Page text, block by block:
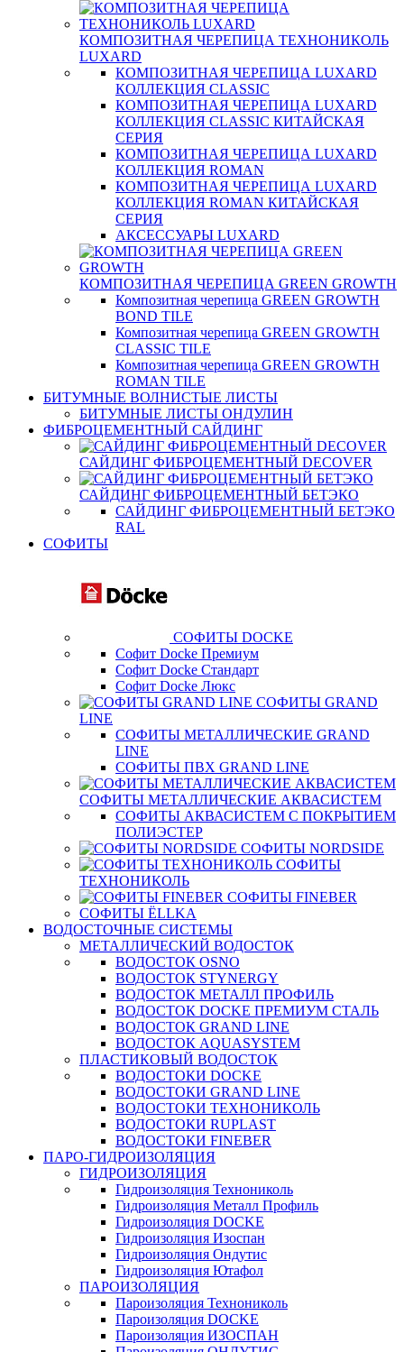
КОМПОЗИТНАЯ ЧЕРЕПИЦА ТЕХНОНИКОЛЬ
LUXARD
КОМПОЗИТНАЯ ЧЕРЕПИЦА LUXARD
КОЛЛЕКЦИЯ CLASSIC
КОМПОЗИТНАЯ ЧЕРЕПИЦА LUXARD
КОЛЛЕКЦИЯ CLASSIC КИТАЙСКАЯ
СЕРИЯ
КОМПОЗИТНАЯ ЧЕРЕПИЦА LUXARD
КОЛЛЕКЦИЯ ROMAN
КОМПОЗИТНАЯ ЧЕРЕПИЦА LUXARD
КОЛЛЕКЦИЯ ROMAN КИТАЙСКАЯ
СЕРИЯ
АКСЕССУАРЫ LUXARD
КОМПОЗИТНАЯ ЧЕРЕПИЦА GREEN GROWTH
Композитная черепица GREEN GROWTH
BOND TILE
Композитная черепица GREEN GROWTH
CLASSIC TILE
Композитная черепица GREEN GROWTH
ROMAN TILE
БИТУМНЫЕ ВОЛНИСТЫЕ ЛИСТЫ
БИТУМНЫЕ ЛИСТЫ ОНДУЛИН
ФИБРОЦЕМЕНТНЫЙ САЙДИНГ
САЙДИНГ ФИБРОЦЕМЕНТНЫЙ DECOVER
САЙДИНГ ФИБРОЦЕМЕНТНЫЙ БЕТЭКО
САЙДИНГ ФИБРОЦЕМЕНТНЫЙ БЕТЭКО
RAL
СОФИТЫ
СОФИТЫ DOCKE
Софит Docke Премиум
Софит Docke Стандарт
Софит Docke Люкс
СОФИТЫ GRAND
LINE
СОФИТЫ МЕТАЛЛИЧЕСКИЕ GRAND
LINE
СОФИТЫ ПВХ GRAND LINE
СОФИТЫ МЕТАЛЛИЧЕСКИЕ АКВАСИСТЕМ
СОФИТЫ АКВАСИСТЕМ С ПОКРЫТИЕМ
ПОЛИЭСТЕР
СОФИТЫ NORDSIDE
СОФИТЫ
ТЕХНОНИКОЛЬ
СОФИТЫ FINEBER
СОФИТЫ ЁLLKA
ВОДОСТОЧНЫЕ СИСТЕМЫ
МЕТАЛЛИЧЕСКИЙ ВОДОСТОК
ВОДОСТОК OSNO
ВОДОСТОК STYNERGY
ВОДОСТОК МЕТАЛЛ ПРОФИЛЬ
ВОДОСТОК DOCKE ПРЕМИУМ СТАЛЬ
ВОДОСТОК GRAND LINE
ВОДОСТОК AQUASYSTEM
ПЛАСТИКОВЫЙ ВОДОСТОК
ВОДОСТОКИ DOCKE
ВОДОСТОКИ GRAND LINE
ВОДОСТОКИ ТЕХНОНИКОЛЬ
ВОДОСТОКИ RUPLAST
ВОДОСТОКИ FINEBER
ПАРО-ГИДРОИЗОЛЯЦИЯ
ГИДРОИЗОЛЯЦИЯ
Гидроизоляция Технониколь
Гидроизоляция Металл Профиль
Гидроизоляция DOCKE
Гидроизоляция Изоспан
Гидроизоляция Ондутис
Гидроизоляция Ютафол
ПАРОИЗОЛЯЦИЯ
Пароизоляция Технониколь
Пароизоляция DOCKE
Пароизоляция ИЗОСПАН